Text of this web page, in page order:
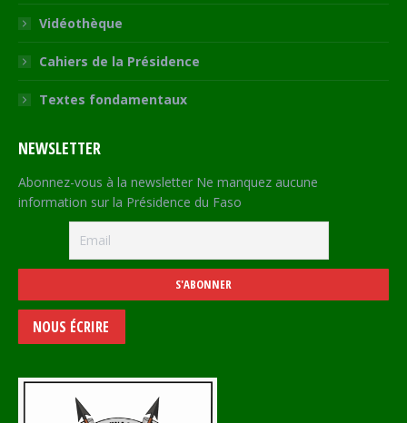
Vidéothèque
Cahiers de la Présidence
Textes fondamentaux
NEWSLETTER
Abonnez-vous à la newsletter Ne manquez aucune
information sur la Présidence du Faso
NOUS ÉCRIRE